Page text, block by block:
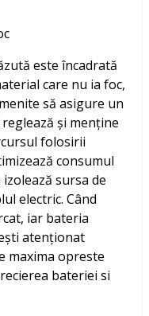
este încadrată
care nu ia foc,
să asigure un
și menține
folosirii
consumul
sursa de
electric. Când
iar bateria
atenționat
maxima opreste
bateriei si